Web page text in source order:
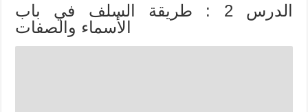
الدرس 2 : طريقة السلف في باب
الأسماء والصفات